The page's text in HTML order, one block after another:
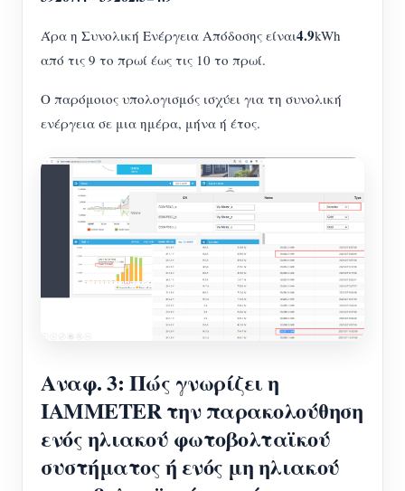
Άρα η Συνολική Ενέργεια Απόδοσης είναι4.9kWh
από τις 9 το πρωί έως τις 10 το πρωί.
Ο παρόμοιος υπολογισμός ισχύει για τη συνολική
ενέργεια σε μια ημέρα, μήνα ή έτος.
Αναφ. 3: Πώς γνωρίζει η
IAMMETER την παρακολούθηση
ενός ηλιακού φωτοβολταϊκού
συστήματος ή ενός μη ηλιακού